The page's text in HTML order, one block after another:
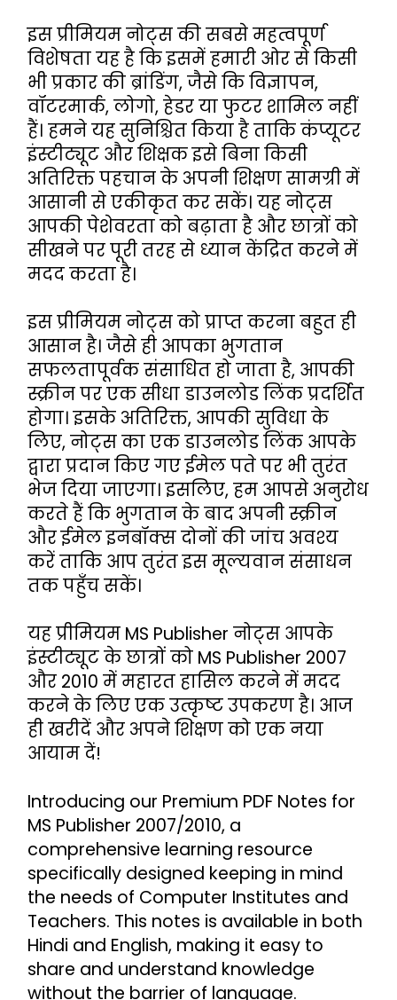
इस प्रीमियम नोट्स की सबसे महत्वपूर्ण
विशेषता यह है कि इसमें हमारी ओर से किसी
भी प्रकार की ब्रांडिंग, जैसे कि विज्ञापन,
वॉटरमार्क, लोगो, हेडर या फुटर शामिल नहीं
हैं। हमने यह सुनिश्चित किया है ताकि कंप्यूटर
इंस्टीट्यूट और शिक्षक इसे बिना किसी
अतिरिक्त पहचान के अपनी शिक्षण सामग्री में
आसानी से एकीकृत कर सकें। यह नोट्स
आपकी पेशेवरता को बढ़ाता है और छात्रों को
सीखने पर पूरी तरह से ध्यान केंद्रित करने में
मदद करता है।
इस प्रीमियम नोट्स को प्राप्त करना बहुत ही
आसान है। जैसे ही आपका भुगतान
सफलतापूर्वक संसाधित हो जाता है, आपकी
स्क्रीन पर एक सीधा डाउनलोड लिंक प्रदर्शित
होगा। इसके अतिरिक्त, आपकी सुविधा के
लिए, नोट्स का एक डाउनलोड लिंक आपके
द्वारा प्रदान किए गए ईमेल पते पर भी तुरंत
भेज दिया जाएगा। इसलिए, हम आपसे अनुरोध
करते हैं कि भुगतान के बाद अपनी स्क्रीन
और ईमेल इनबॉक्स दोनों की जांच अवश्य
करें ताकि आप तुरंत इस मूल्यवान संसाधन
तक पहुँच सकें।
यह प्रीमियम MS Publisher नोट्स आपके
इंस्टीट्यूट के छात्रों को MS Publisher 2007
और 2010 में महारत हासिल करने में मदद
करने के लिए एक उत्कृष्ट उपकरण है। आज
ही खरीदें और अपने शिक्षण को एक नया
आयाम दें!
Introducing our Premium PDF Notes for
MS Publisher 2007/2010, a
comprehensive learning resource
specifically designed keeping in mind
the needs of Computer Institutes and
Teachers. This notes is available in both
Hindi and English, making it easy to
share and understand knowledge
without the barrier of language.